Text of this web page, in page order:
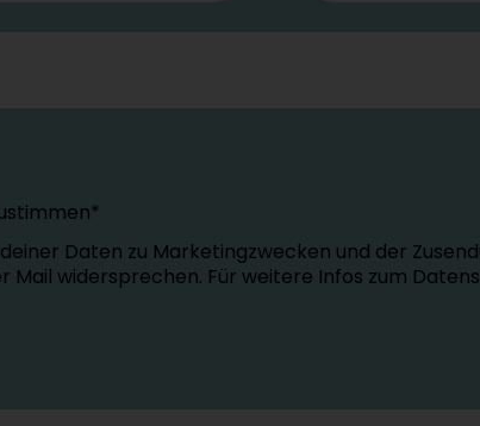
Daten zu Marketingzwecken und der
Mail widersprechen. Für weitere Infos zum